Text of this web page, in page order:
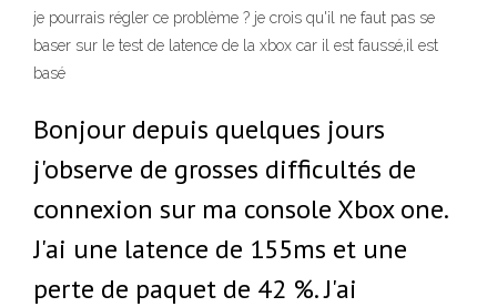
je pourrais régler ce problème ? je crois qu'il ne faut pas se
baser sur le test de latence de la xbox car il est faussé,il est
basé
Bonjour depuis quelques jours
j'observe de grosses difficultés de
connexion sur ma console Xbox one.
J'ai une latence de 155ms et une
perte de paquet de 42 %. J'ai